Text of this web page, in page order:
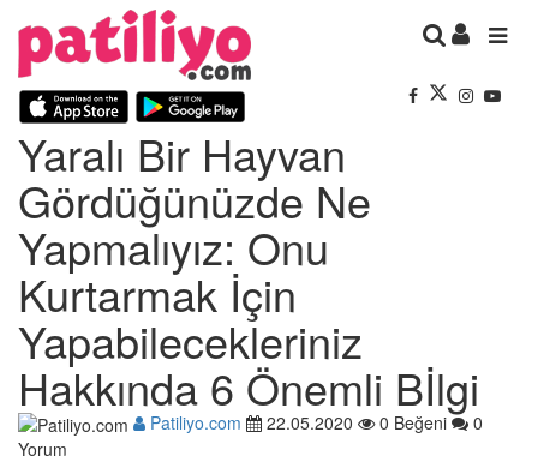
Yaralı Bir Hayvan
Gördüğünüzde Ne
Yapmalıyız: Onu
Kurtarmak İçin
Yapabilecekleriniz
Hakkında 6 Önemli Bİlgi
Patiliyo.com 22.05.2020 0 Beğeni
0
Yorum